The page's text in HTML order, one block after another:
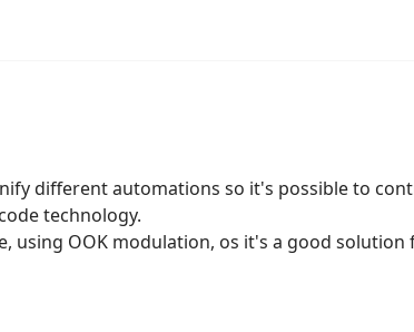
different automations so it's possible to
technology.
OOK modulation, os it's a good solution